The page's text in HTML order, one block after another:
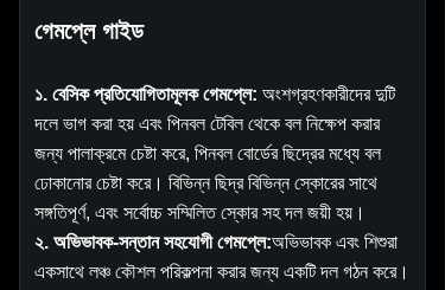
গেমপ্লে গাইড
১. বেসিক প্রতিযোগিতামূলক গেমপ্লে: অংশগ্রহণকারীদের দুটি
দলে ভাগ করা হয় এবং পিনবল টেবিল থেকে বল নিক্ষেপ করার
জন্য পালাক্রমে চেষ্টা করে, পিনবল বোর্ডের ছিদ্রের মধ্যে বল
ঢোকানোর চেষ্টা করে। বিভিন্ন ছিদ্র বিভিন্ন স্কোরের সাথে
সঙ্গতিপূর্ণ, এবং সর্বোচ্চ সম্মিলিত স্কোর সহ দল জয়ী হয়।
২. অভিভাবক-সন্তান সহযোগী গেমপ্লে:অভিভাবক এবং শিশুরা
একসাথে লঞ্চ কৌশল পরিকল্পনা করার জন্য একটি দল গঠন করে।